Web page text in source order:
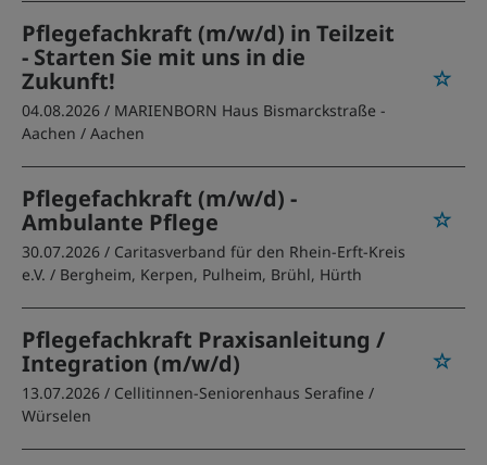
Pflegefachkraft (m/w/d) in Teilzeit
- Starten Sie mit uns in die
Zukunft!
04.08.2026 / MARIENBORN Haus Bismarckstraße -
Aachen / Aachen
Pflegefachkraft (m/w/d) -
Ambulante Pflege
30.07.2026 / Caritasverband für den Rhein-Erft-Kreis
e.V. / Bergheim, Kerpen, Pulheim, Brühl, Hürth
Pflegefachkraft Praxisanleitung /
Integration (m/w/d)
13.07.2026 / Cellitinnen-Seniorenhaus Serafine /
Würselen